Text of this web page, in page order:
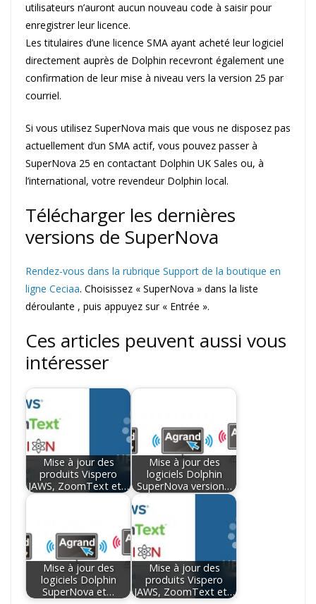
utilisateurs n’auront aucun nouveau code à saisir pour
enregistrer leur licence.
Les titulaires d’une licence SMA ayant acheté leur logiciel
directement auprès de Dolphin recevront également une
confirmation de leur mise à niveau vers la version 25 par
courriel.
Si vous utilisez SuperNova mais que vous ne disposez pas
actuellement d’un SMA actif, vous pouvez passer à
SuperNova 25 en contactant Dolphin UK Sales ou, à
l’international, votre revendeur Dolphin local.
Télécharger les dernières
versions de SuperNova
Rendez-vous dans la rubrique Support de la boutique en
ligne Ceciaa. Choisissez « SuperNova » dans la liste
déroulante , puis appuyez sur « Entrée ».
Ces articles peuvent aussi vous
intéresser
Mise à jour des
produits Vispero
JAWS, ZoomText et…
Mise à jour des
logiciels Dolphin
SuperNova version…
Mise à jour des
logiciels Dolphin
SuperNova et…
Mise à jour des
produits Vispero
JAWS, ZoomText et…